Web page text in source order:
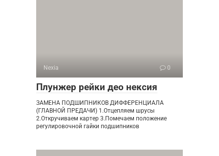
Nexia 0
Плунжер рейки део нексия
ЗАМЕНА ПОДШИПНИКОВ ДИФФЕРЕНЦИАЛА
(ГЛАВНОЙ ПРЕДАЧИ) 1.Отцепляем шрусы
2.Откручиваем картер 3.Помечаем положение
регулировочной гайки подшипников